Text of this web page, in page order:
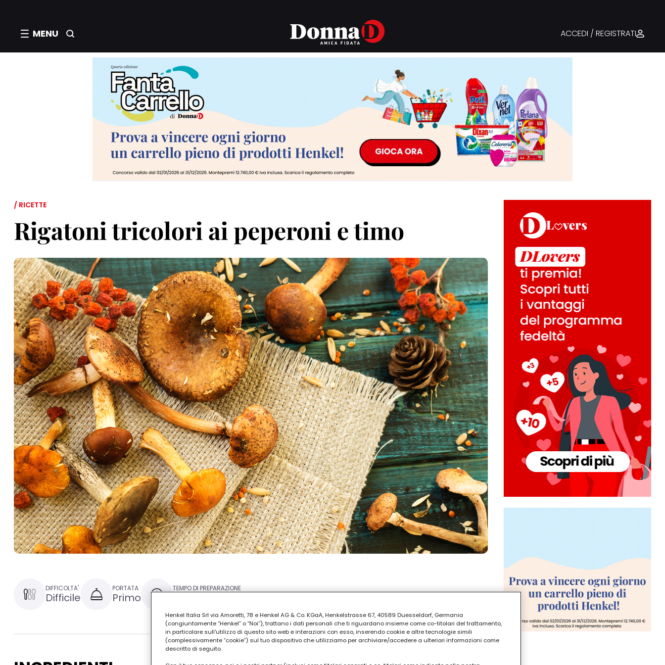
MENU ACCEDI / REGISTRATI
/ RICETTE
Rigatoni tricolori ai peperoni e timo
DIFFICOLTA'
Difficile
PORTATA
Primo
TEMPO DI PREPARAZIONE
Henkel Italia Srl via Amoretti, 78 e Henkel AG & Co. KGaA, Henkelstrasse 67, 40589 Duesseldorf, Germania
(congiuntamente “Henkel” o “Noi”), trattano i dati personali che ti riguardano insieme come co-titolari del trattamento,
in particolare sull'utilizzo di questo sito web e interazioni con esso, inserendo cookie e altre tecnologie simili
(complessivamente “cookie”) sul tuo dispositivo che utilizziamo per archiviare/accedere a ulteriori informazioni come
descritto di seguito.